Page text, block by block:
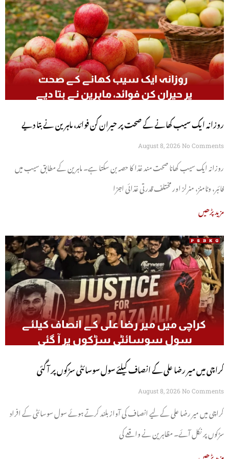
روزانہ ایک سیب کھانے کے صحت پر حیران کن فوائد، ماہرین نے بتا دیے
August 8, 2026 No Comments
روزانہ ایک سیب کھانا صحت مند غذا کا حصہ بن سکتا ہے۔ ماہرین کے مطابق سیب میں
فائبر، وٹامنز، منرلز اور مختلف قدرتی غذائی اجزا
مزید پڑھیں
کراچی میں میر رضا علی کے انصاف کیلئے سول سوسائٹی سڑکوں پر آ گئی
August 8, 2026 No Comments
کراچی میں میر رضا علی کے لیے انصاف کی آواز بلند کرتے ہوئے سول سوسائٹی کے افراد
سڑکوں پر نکل آئے۔ مظاہرین نے واقعے کی
مزید پڑھیں